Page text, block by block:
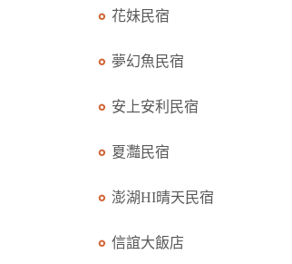
花妹民宿
夢幻魚民宿
安上安利民宿
夏灩民宿
澎湖HI晴天民宿
信誼大飯店